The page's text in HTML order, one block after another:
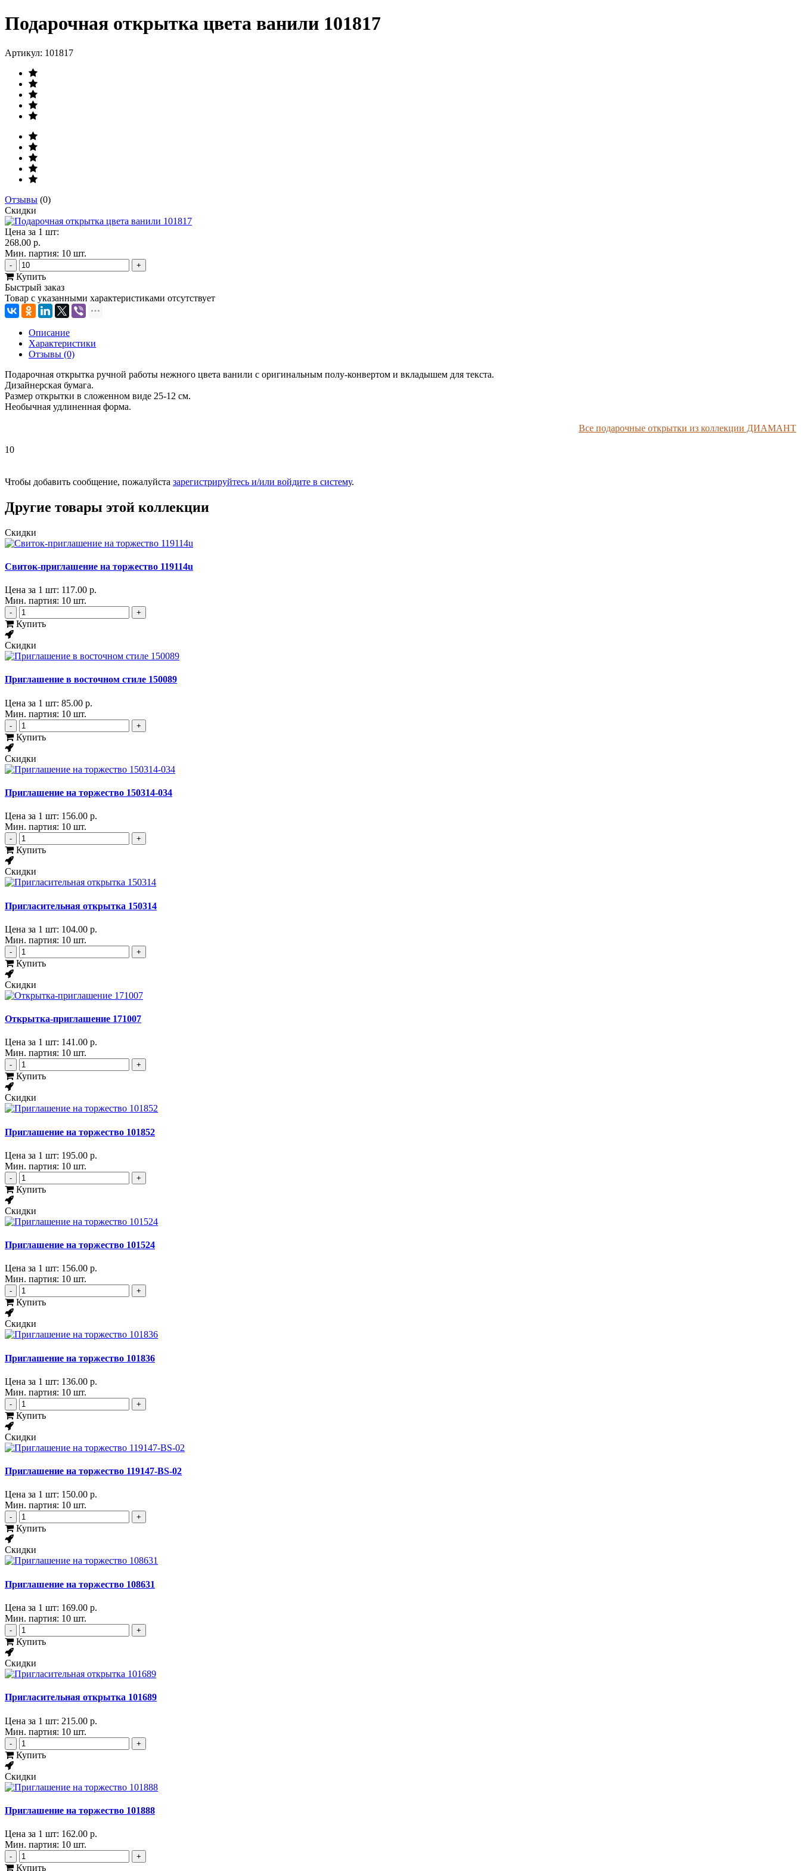
Подарочная открытка цвета ванили 101817
Артикул: 101817
Отзывы (0)
Скидки
Цена за 1 шт:
268.00 р.
Мин. партия: 10 шт.
- +
Купить
Быстрый заказ
Товар с указанными характеристиками отсутствует
Описание
Характеристики
Отзывы (0)
Подарочная открытка ручной работы нежного цвета ванили с оригинальным полу-конвертом и вкладышем для текста.
Дизайнерская бумага.
Размер открытки в сложенном виде 25-12 см.
Необычная удлиненная форма.
Все подарочные открытки из коллекции ДИАМАНТ
10
Чтобы добавить сообщение, пожалуйста зарегистрируйтесь и/или войдите в систему.
Другие товары этой коллекции
Скидки
Свиток-приглашение на торжество 119114u
Цена за 1 шт: 117.00 р.
Мин. партия: 10 шт.
- +
Купить
Скидки
Приглашение в восточном стиле 150089
Цена за 1 шт: 85.00 р.
Мин. партия: 10 шт.
- +
Купить
Скидки
Приглашение на торжество 150314-034
Цена за 1 шт: 156.00 р.
Мин. партия: 10 шт.
- +
Купить
Скидки
Пригласительная открытка 150314
Цена за 1 шт: 104.00 р.
Мин. партия: 10 шт.
- +
Купить
Скидки
Открытка-приглашение 171007
Цена за 1 шт: 141.00 р.
Мин. партия: 10 шт.
- +
Купить
Скидки
Приглашение на торжество 101852
Цена за 1 шт: 195.00 р.
Мин. партия: 10 шт.
- +
Купить
Скидки
Приглашение на торжество 101524
Цена за 1 шт: 156.00 р.
Мин. партия: 10 шт.
- +
Купить
Скидки
Приглашение на торжество 101836
Цена за 1 шт: 136.00 р.
Мин. партия: 10 шт.
- +
Купить
Скидки
Приглашение на торжество 119147-BS-02
Цена за 1 шт: 150.00 р.
Мин. партия: 10 шт.
- +
Купить
Скидки
Приглашение на торжество 108631
Цена за 1 шт: 169.00 р.
Мин. партия: 10 шт.
- +
Купить
Скидки
Пригласительная открытка 101689
Цена за 1 шт: 215.00 р.
Мин. партия: 10 шт.
- +
Купить
Скидки
Приглашение на торжество 101888
Цена за 1 шт: 162.00 р.
Мин. партия: 10 шт.
- +
Купить